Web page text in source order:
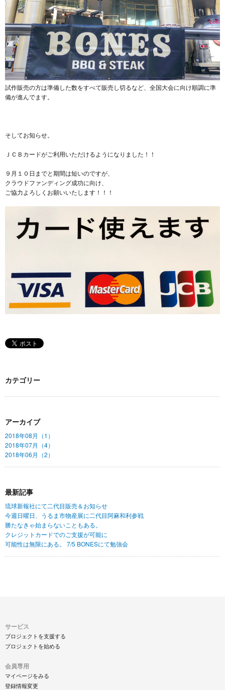
試作販売の方は準備した数をすべて販売し切るなど、全国大会に向け順調に準
備が進んでます。
そしてお知らせ。
ＪＣＢカードがご利用いただけるようになりました！！
９月１０日までと期間は短いのですが、
クラウドファンディング成功に向け、
ご協力よろしくお願いいたします！！！
カテゴリー
アーカイブ
2018年08月（1）
2018年07月（4）
2018年06月（2）
最新記事
琉球新報社にて二代目販売＆お知らせ
今週日曜日、うるま市物産展に二代目阿麻和利参戦
勝たなきゃ始まらないこともある。
クレジットカードでのご支援が可能に
可能性は無限にある。 7/5 BONESにて勉強会
サービス
プロジェクトを支援する
プロジェクトを始める
会員専用
マイページをみる
登録情報変更